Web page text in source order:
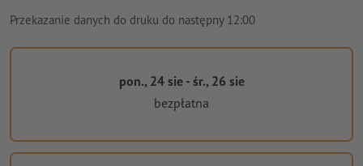
Przekazanie danych do druku do następny 12:00
pon., 24 sie - śr., 26 sie
bezpłatna